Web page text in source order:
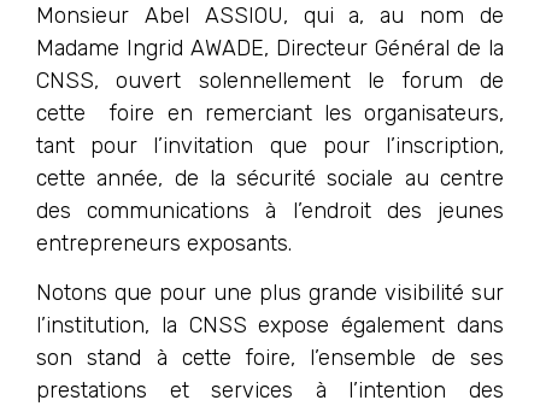
Monsieur Abel ASSIOU, qui a, au nom de
Madame Ingrid AWADE, Directeur Général de la
CNSS, ouvert solennellement le forum de
cette foire en remerciant les organisateurs,
tant pour l’invitation que pour l’inscription,
cette année, de la sécurité sociale au centre
des communications à l’endroit des jeunes
entrepreneurs exposants.
Notons que pour une plus grande visibilité sur
l’institution, la CNSS expose également dans
son stand à cette foire, l’ensemble de ses
prestations et services à l’intention des